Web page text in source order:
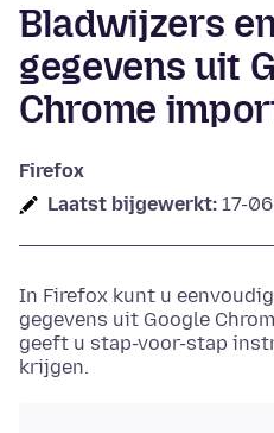
Bladwijzers
gegevens uit
Chrome
Firefox
Laatst bijgewerkt: 17-
In Firefox kunt u
gegevens uit Google
geeft u stap-voor-stap
krijgen.